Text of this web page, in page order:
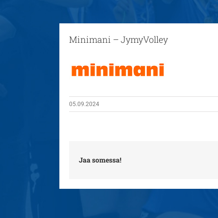
Minimani – JymyVolley
05.09.2024
Jaa somessa!